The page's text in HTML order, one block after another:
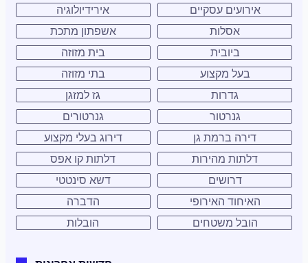
אירועים עסקיים
אירידיולוגיה
אסלות
אשפתון מתכת
ביובית
בית מזוזה
בעל מקצוע
בתי מזוזה
גדרות
גז למזגן
גנרטור
גנרטורים
דירה ברמת גן
דירוג בעלי מקצוע
דלתות מהירות
דלתות קו אפס
דרושים
דשא סינטטי
האיחוד האירופי
הדברה
הובל משטחים
הובלות